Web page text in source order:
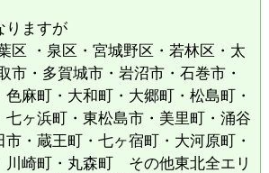
りますが
区 ・泉区・宮城野区・若林区・太
市・多賀城市・岩沼市・石巻市・
麻町・大和町・大郷町・松島町・
七ヶ浜町・東松島市・美里町・涌谷
・蔵王町・七ヶ宿町・大河原町・
川崎町・丸森町 その他東北全エリ